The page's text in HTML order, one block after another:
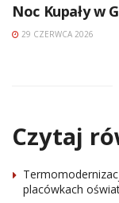
Noc Kupały w
29 CZERWCA 2026
Czytaj
placówkach